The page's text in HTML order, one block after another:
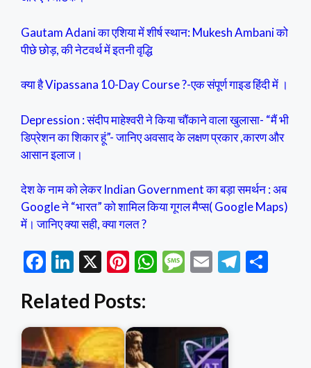
Gautam Adani का एशिया में शीर्ष स्थान: Mukesh Ambani को
पीछे छोड़, की नेटवर्थ में इतनी वृद्धि
क्या है Vipassana 10-Day Course ?-एक संपूर्ण गाइड हिंदी में ।
Depression : संदीप माहेश्वरी ने किया चौंकाने वाला खुलासा- “मैं भी
डिप्रेशन का शिकार हूं”- जानिए अवसाद के लक्षण प्रकार ,कारण और
आसान इलाज।
देश के नाम को लेकर Indian Government का बड़ा समर्थन : अब
Google ने “भारत” को शामिल किया गूगल मैप्स( Google Maps)
में। जानिए क्या सही, क्या गलत ?
F
e
b
o
Li
ke
dI
n
X
Pi
er
es
t
W
s
M
g
e
E
l
T
Related Posts: